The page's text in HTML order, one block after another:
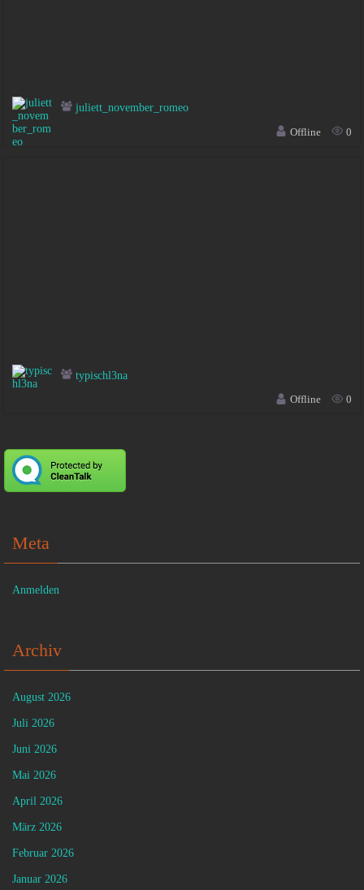
juliett_november_romeo
Offline
0
typischl3na
Offline
0
Meta
Anmelden
Archiv
August 2026
Juli 2026
Juni 2026
Mai 2026
April 2026
März 2026
Februar 2026
Januar 2026